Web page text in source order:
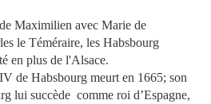
Maximilien avec Marie de
le Téméraire, les Habsbourg
en plus de l'Alsace.
de Habsbourg meurt en 1665; son
lui succède comme roi d’Espagne,